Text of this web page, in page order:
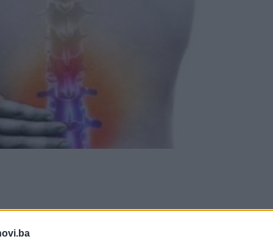
dijelu leđa, pokušajte sa univerzalnim prirodnim